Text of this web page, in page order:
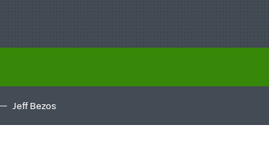
Jeff Bezos